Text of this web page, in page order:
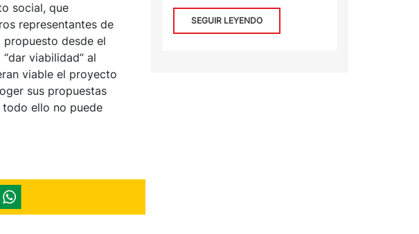
social, que
representantes de
desde el
viabilidad” al
viable el proyecto
sus propuestas
ello no puede
SEGUIR LEYENDO